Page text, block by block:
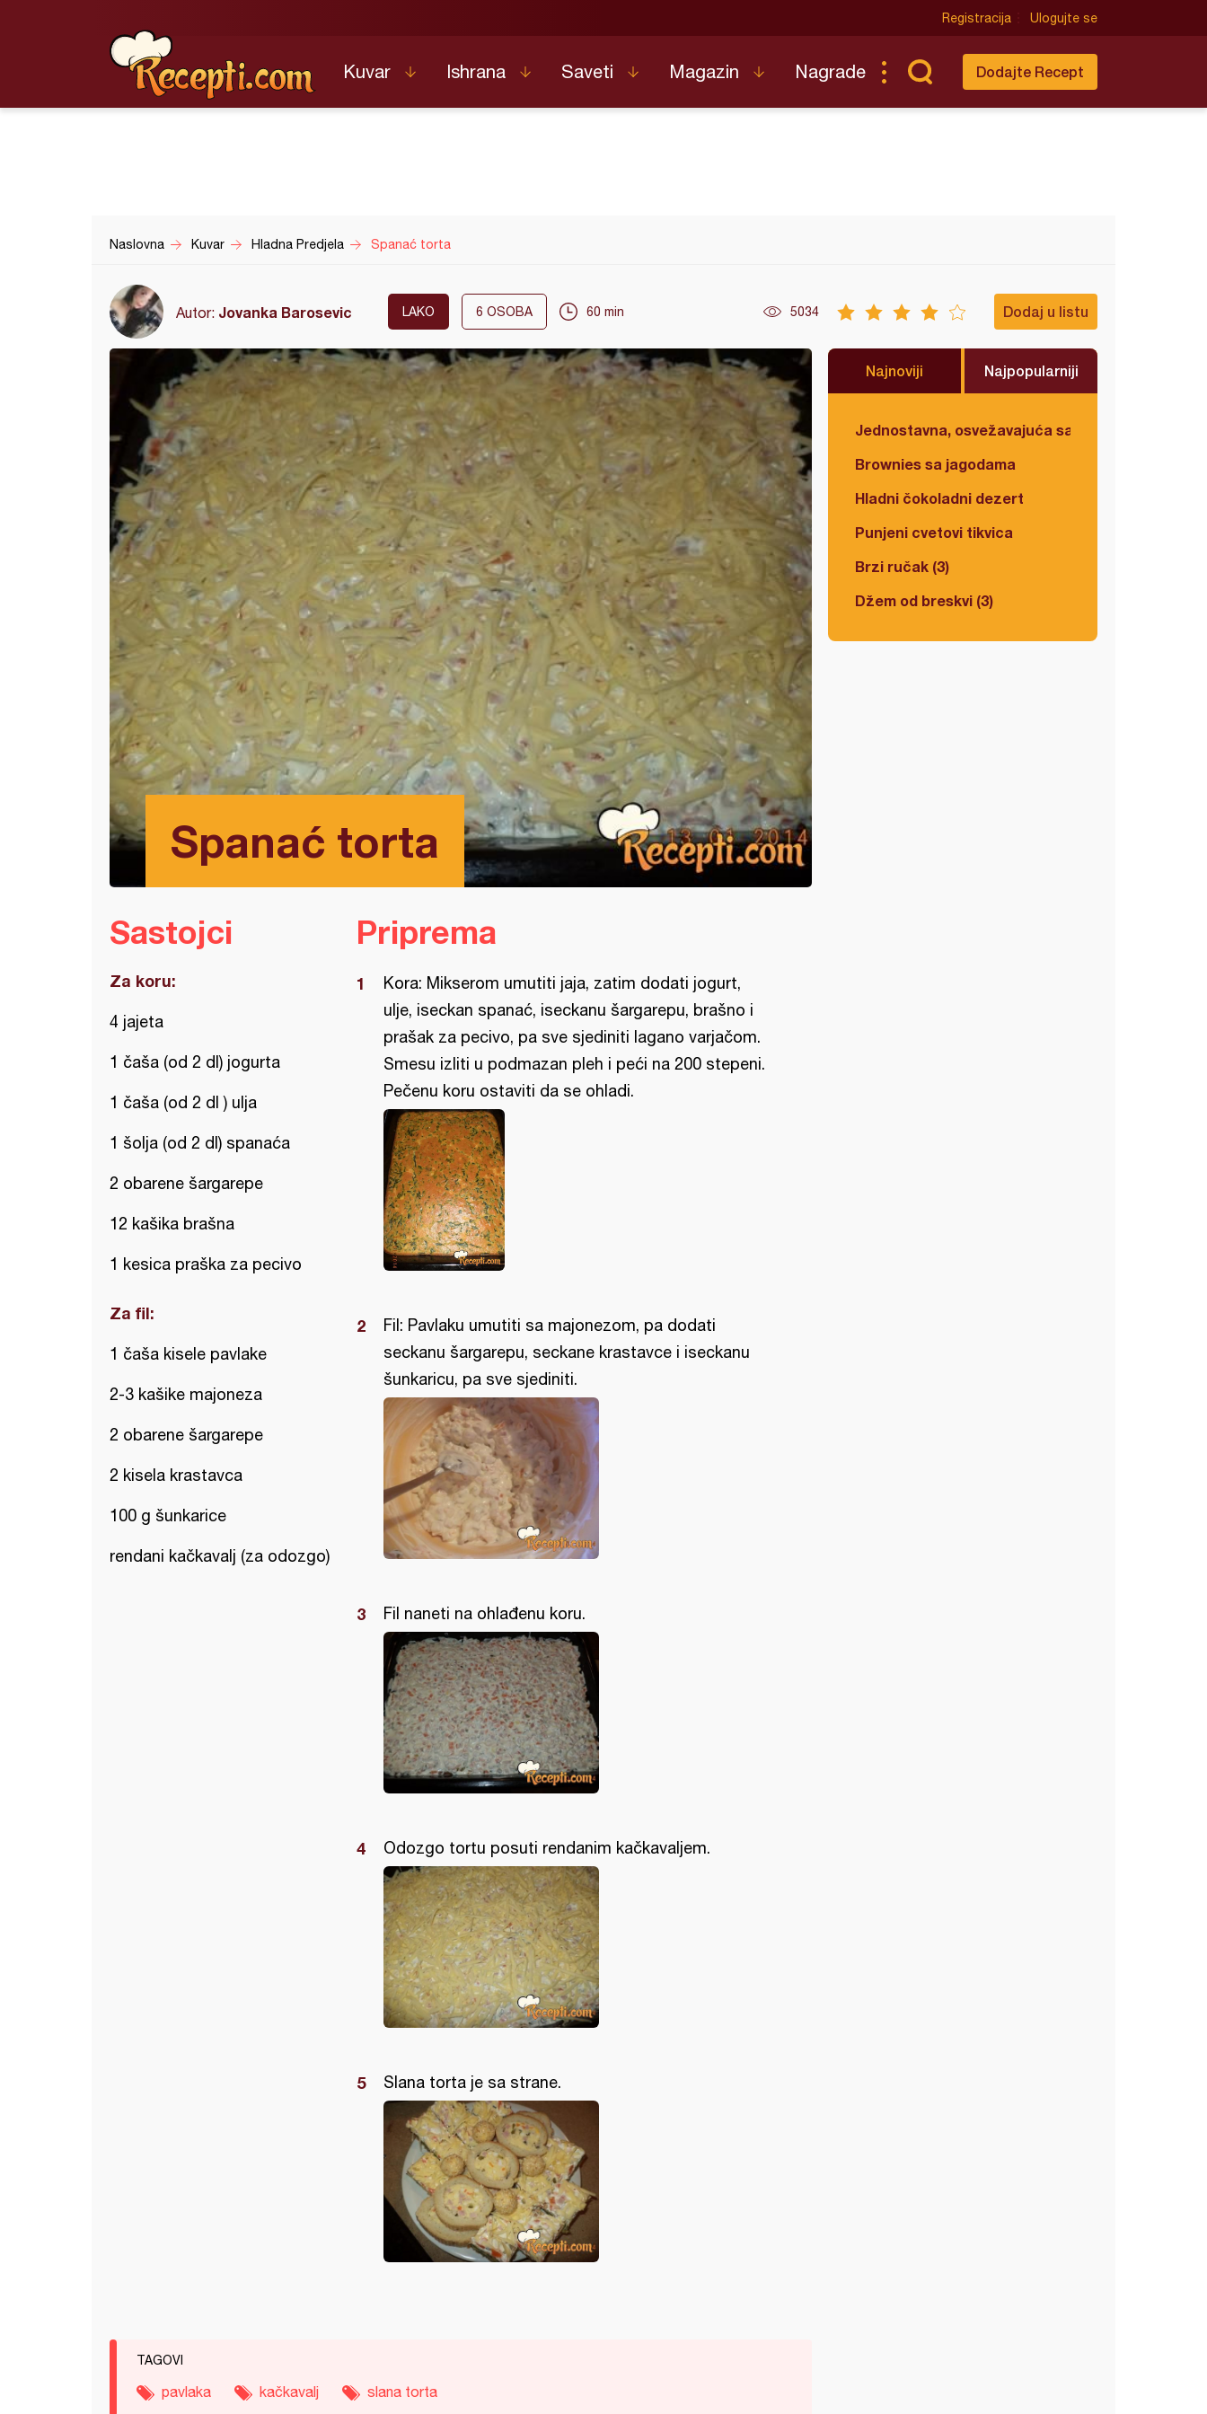
Registracija Ulogujte se
Kuvar Ishrana Saveti Magazin Nagrade Dodajte Recept
Naslovna Kuvar Hladna Predjela Spanać torta
Autor: Jovanka Barosevic LAKO 6 OSOBA 60 min 5034 Dodaj u listu
Spanać torta
Najnoviji Najpopularniji
Jednostavna, osvežavajuća salata
Brownies sa jagodama
Hladni čokoladni dezert
Punjeni cvetovi tikvica
Brzi ručak (3)
Džem od breskvi (3)
Sastojci
Za koru:
4 jajeta
1 čaša (od 2 dl) jogurta
1 čaša (od 2 dl ) ulja
1 šolja (od 2 dl) spanaća
2 obarene šargarepe
12 kašika brašna
1 kesica praška za pecivo
Za fil:
1 čaša kisele pavlake
2-3 kašike majoneza
2 obarene šargarepe
2 kisela krastavca
100 g šunkarice
rendani kačkavalj (za odozgo)
Priprema
Kora: Mikserom umutiti jaja, zatim dodati jogurt,
ulje, iseckan spanać, iseckanu šargarepu, brašno i
prašak za pecivo, pa sve sjediniti lagano varjačom.
Smesu izliti u podmazan pleh i peći na 200 stepeni.
Pečenu koru ostaviti da se ohladi.
Fil: Pavlaku umutiti sa majonezom, pa dodati
seckanu šargarepu, seckane krastavce i iseckanu
šunkaricu, pa sve sjediniti.
Fil naneti na ohlađenu koru.
Odozgo tortu posuti rendanim kačkavaljem.
Slana torta je sa strane.
TAGOVI
pavlaka kačkavalj slana torta